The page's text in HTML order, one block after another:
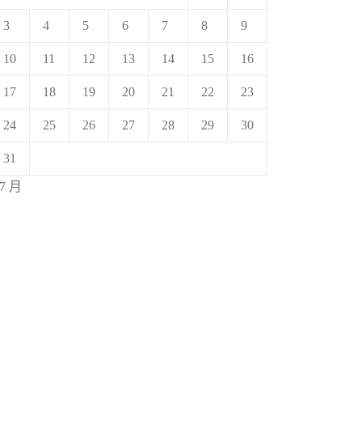
3 4 5 6 7 8 9
10 11 12 13 14 15 16
17 18 19 20 21 22 23
24 25 26 27 28 29 30
31
月